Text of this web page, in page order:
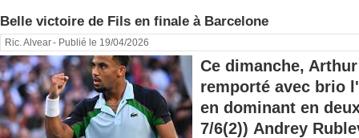
Belle victoire de Fils en finale à Barcelone
Ric. Alvear- Publié le 19/04/2026
Ce dimanche,
remporté avec brio
en dominant en
7/6(2)) Andrey